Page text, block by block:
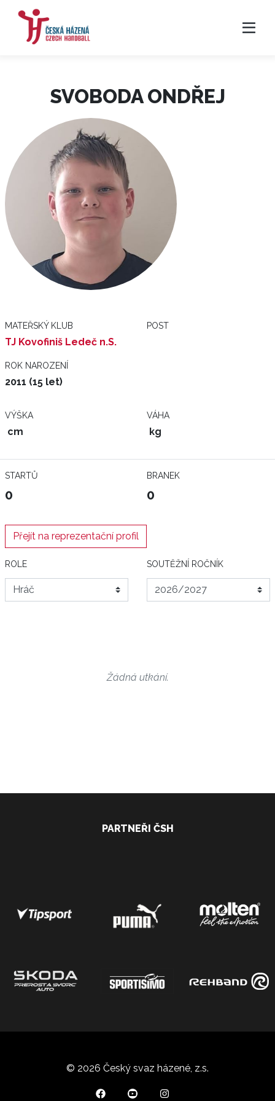
SVOBODA ONDŘEJ
MATEŘSKÝ KLUB
TJ Kovofiniš Ledeč n.S.
POST
ROK NAROZENÍ
2011 (15 let)
VÝŠKA
cm
VÁHA
kg
STARTŮ
0
BRANEK
0
Přejít na reprezentační profil
ROLE SOUTĚŽNÍ ROČNÍK
Žádná utkání.
PARTNEŘI ČSH
© 2026 Český svaz házené, z.s.